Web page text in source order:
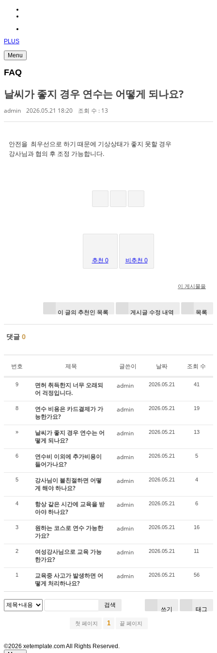
PLUS
Menu
FAQ
날씨가 좋지 경우 연수는 어떻게 되나요?
admin 2026.05.21 18:20 조회 수 : 13
안전을 최우선으로 하기 때문에 기상상태가 좋지 못할 경우
강사님과 협의 후 조정 가능합니다.
추천 0 비추천 0
이 게시물을
이 글의 추천인 목록 게시글 수정 내역 목록
댓글 0
번호 제목 글쓴이 날짜 조회 수
9
면허 취득한지 너무 오래되
어 걱정입니다.
admin 2026.05.21 41
8
연수 비용은 카드결제가 가
능한가요?
admin 2026.05.21 19
»
날씨가 좋지 경우 연수는 어
떻게 되나요?
admin 2026.05.21 13
6
연수비 이외에 추가비용이
들어가나요?
admin 2026.05.21 5
5
강사님이 불친절하면 어떻
게 해야 하나요?
admin 2026.05.21 4
4
항상 같은 시간에 교육을 받
아야 하나요?
admin 2026.05.21 6
3
원하는 코스로 연수 가능한
가요?
admin 2026.05.21 16
2
여성강사님으로 교육 가능
한가요?
admin 2026.05.21 11
1
교육중 사고가 발생하면 어
떻게 처리하나요?
admin 2026.05.21 56
쓰기 태그
검색
첫 페이지 1 끝 페이지
©2026 xetemplate.com All Rights Reserved.